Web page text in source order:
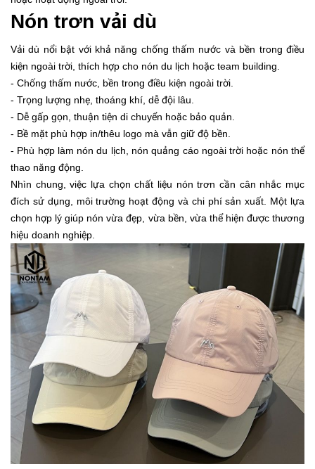
Nón trơn vải dù
Vải dù nổi bật với khả năng chống thấm nước và bền trong điều
kiện ngoài trời, thích hợp cho nón du lịch hoặc team building.
- Chống thấm nước, bền trong điều kiện ngoài trời.
- Trọng lượng nhẹ, thoáng khí, dễ đội lâu.
- Dễ gấp gọn, thuận tiện di chuyển hoặc bảo quản.
- Bề mặt phù hợp in/thêu logo mà vẫn giữ độ bền.
- Phù hợp làm nón du lịch, nón quảng cáo ngoài trời hoặc nón thể
thao năng động.
Nhìn chung, việc lựa chọn chất liệu nón trơn cần cân nhắc mục
đích sử dụng, môi trường hoạt động và chi phí sản xuất. Một lựa
chọn hợp lý giúp nón vừa đẹp, vừa bền, vừa thể hiện được thương
hiệu doanh nghiệp.